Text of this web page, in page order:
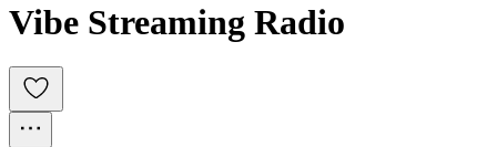
Vibe Streaming Radio